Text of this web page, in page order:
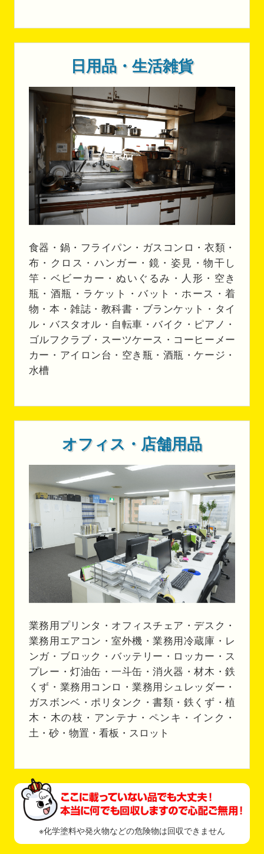
日用品・生活雑貨
食器・鍋・フライパン・ガスコンロ・衣類・
布・クロス・ハンガー・鏡・姿見・物干し
竿・ベビーカー・ぬいぐるみ・人形・空き
瓶・酒瓶・ラケット・バット・ホース・着
物・本・雑誌・教科書・ブランケット・タイ
ル・バスタオル・自転車・バイク・ピアノ・
ゴルフクラブ・スーツケース・コーヒーメー
カー・アイロン台・空き瓶・酒瓶・ケージ・
水槽
オフィス・店舗用品
業務用プリンタ・オフィスチェア・デスク・
業務用エアコン・室外機・業務用冷蔵庫・レ
ンガ・ブロック・バッテリー・ロッカー・ス
プレー・灯油缶・一斗缶・消火器・材木・鉄
くず・業務用コンロ・業務用シュレッダー・
ガスボンベ・ポリタンク・書類・鉄くず・植
木・木の枝・アンテナ・ペンキ・インク・
土・砂・物置・看板・スロット
※化学塗料や発火物などの危険物は回収できません